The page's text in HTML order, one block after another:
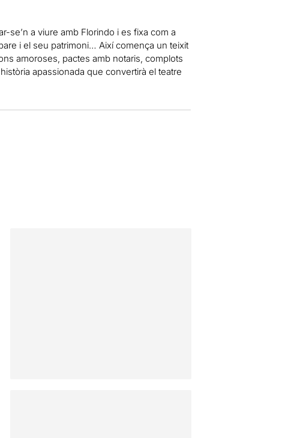
se’n a viure amb Florindo i es fixa com a
i el seu patrimoni… Així comença un teixit
amoroses, pactes amb notaris, complots
apassionada que convertirà el teatre